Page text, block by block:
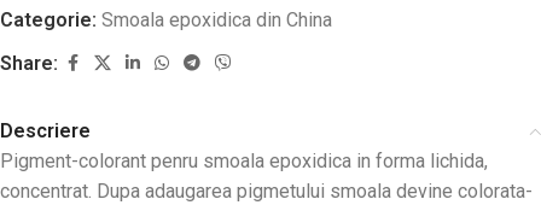
Categorie: Smoala epoxidica din China
Share:
Descriere
Pigment-colorant penru smoala epoxidica in forma lichida,
concentrat. Dupa adaugarea pigmetului smoala devine colorata-